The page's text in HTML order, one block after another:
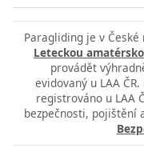
Paragliding je v
Leteckou
provádět
evidovaný u LAA
registrováno u LAA
bezpečnosti, pojištění